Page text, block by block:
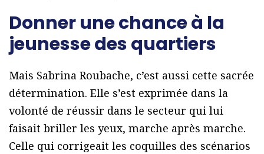
Donner une chance à la
jeunesse des quartiers
Mais Sabrina Roubache, c’est aussi cette sacrée
détermination. Elle s’est exprimée dans la
volonté de réussir dans le secteur qui lui
faisait briller les yeux, marche après marche.
Celle qui corrigeait les coquilles des scénarios